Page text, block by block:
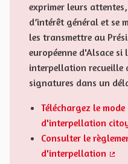
exprimer leurs
d’intérêt général et se
les transmettre au
européenne d'Alsace si
interpellation recueille
signatures dans un
Téléchargez le
d'interpellation
Consulter le
d'interpellation